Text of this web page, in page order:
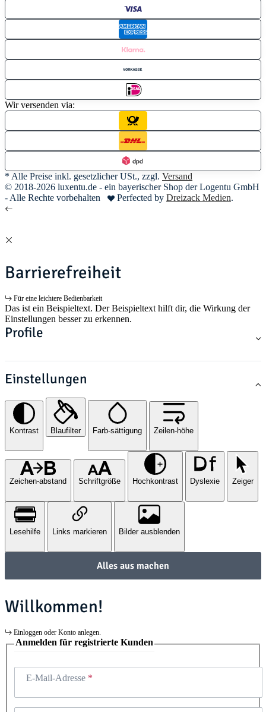
Wir versenden via:
* Alle Preise inkl. gesetzlicher USt., zzgl. Versand
© 2018-2026 luxentu.de - ein bayerischer Shop der Logentu GmbH
- Alle Rechte vorbehalten
Perfected by Dreizack Medien.
Barrierefreiheit
Für eine leichtere Bedienbarkeit
Das ist ein Beispieltext. Der Beispieltext hilft dir, die Wirkung der
Einstellungen besser zu erkennen.
Profile
Einstellungen
Kontrast Blaufilter Farb-sättigung Zeilen-höhe
Zeichen-abstand Schriftgröße Hochkontrast Dyslexie Zeiger
Lesehilfe Links markieren Bilder ausblenden
Alles aus machen
Willkommen!
Einloggen oder Konto anlegen.
Anmelden für registrierte Kunden
E-Mail-Adresse